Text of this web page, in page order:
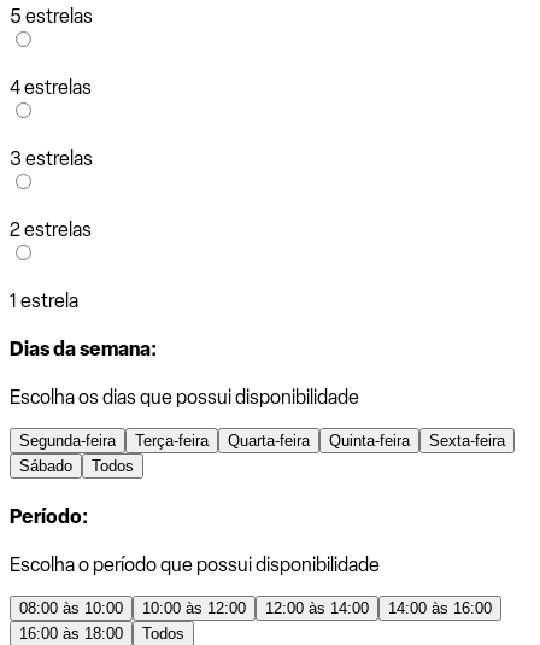
5 estrelas
4 estrelas
3 estrelas
2 estrelas
1 estrela
Dias da semana:
Escolha os dias que possui disponibilidade
Segunda-feira Terça-feira Quarta-feira Quinta-feira
Sexta-feira
Sábado
Todos
Período:
Escolha o período que possui disponibilidade
08:00 às 10:00 10:00 às 12:00 12:00 às 14:00
14:00 às 16:00
16:00 às 18:00
Todos